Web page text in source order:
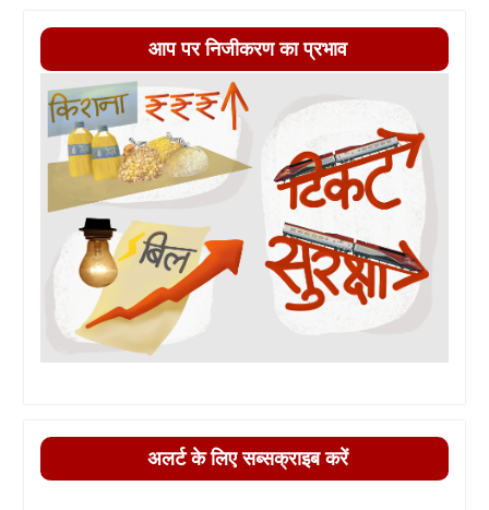
आप पर निजीकरण का प्रभाव
अलर्ट के लिए सब्सक्राइब करें